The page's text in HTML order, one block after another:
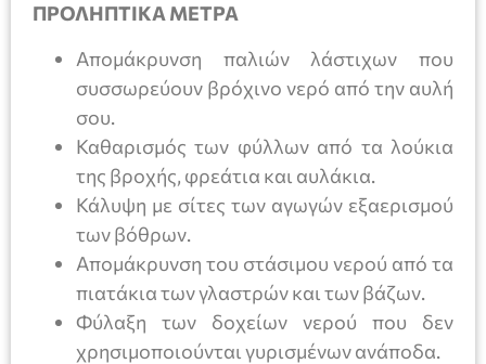
ΠΡΟΛΗΠΤΙΚΑ ΜΕΤΡΑ
Απομάκρυνση παλιών λάστιχων που
συσσωρεύουν βρόχινο νερό από την αυλή
σου.
Καθαρισμός των φύλλων από τα λούκια
της βροχής, φρεάτια και αυλάκια.
Κάλυψη με σίτες των αγωγών εξαερισμού
των βόθρων.
Απομάκρυνση του στάσιμου νερού από τα
πιατάκια των γλαστρών και των βάζων.
Φύλαξη των δοχείων νερού που δεν
χρησιμοποιούνται γυρισμένων ανάποδα.